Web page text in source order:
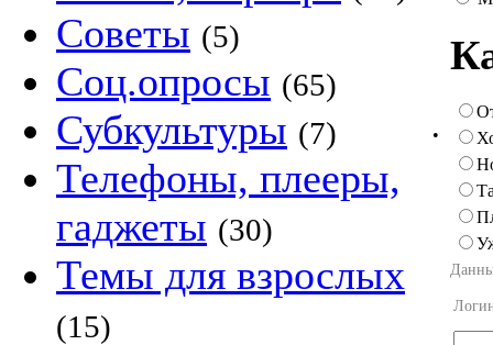
Советы (5)
Соц.опросы (65)
Субкультуры (7)
Телефоны, плееры,
гаджеты (30)
Темы для взрослых
(15)
•